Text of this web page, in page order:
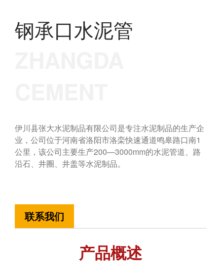
钢承口水泥管
伊川县张大水泥制品有限公司是专注水泥制品的生产企
业，公司位于河南省洛阳市洛栾快速通道鸣皋路口南1
公里，该公司主要生产200—3000mm的水泥管道、路
沿石、井圈、井盖等水泥制品。
联系我们
产品概述